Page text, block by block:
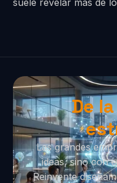
suele revelar más de
De
Las grandes
ideas, sino con
Reinvente